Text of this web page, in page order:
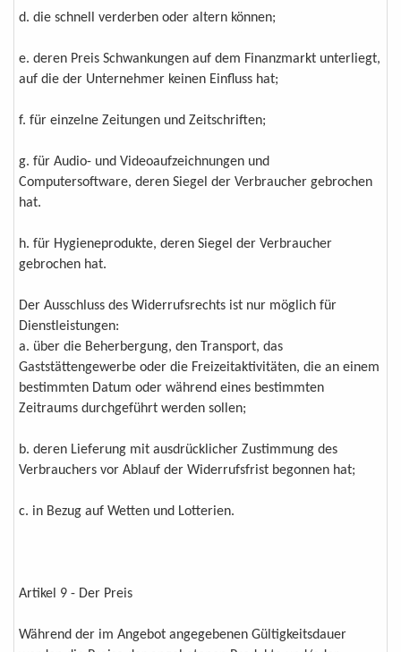
d. die schnell verderben oder altern können;
e. deren Preis Schwankungen auf dem Finanzmarkt unterliegt,
auf die der Unternehmer keinen Einfluss hat;
f. für einzelne Zeitungen und Zeitschriften;
g. für Audio- und Videoaufzeichnungen und
Computersoftware, deren Siegel der Verbraucher gebrochen
hat.
h. für Hygieneprodukte, deren Siegel der Verbraucher
gebrochen hat.
Der Ausschluss des Widerrufsrechts ist nur möglich für
Dienstleistungen:
a. über die Beherbergung, den Transport, das
Gaststättengewerbe oder die Freizeitaktivitäten, die an einem
bestimmten Datum oder während eines bestimmten
Zeitraums durchgeführt werden sollen;
b. deren Lieferung mit ausdrücklicher Zustimmung des
Verbrauchers vor Ablauf der Widerrufsfrist begonnen hat;
c. in Bezug auf Wetten und Lotterien.
Artikel 9 - Der Preis
Während der im Angebot angegebenen Gültigkeitsdauer